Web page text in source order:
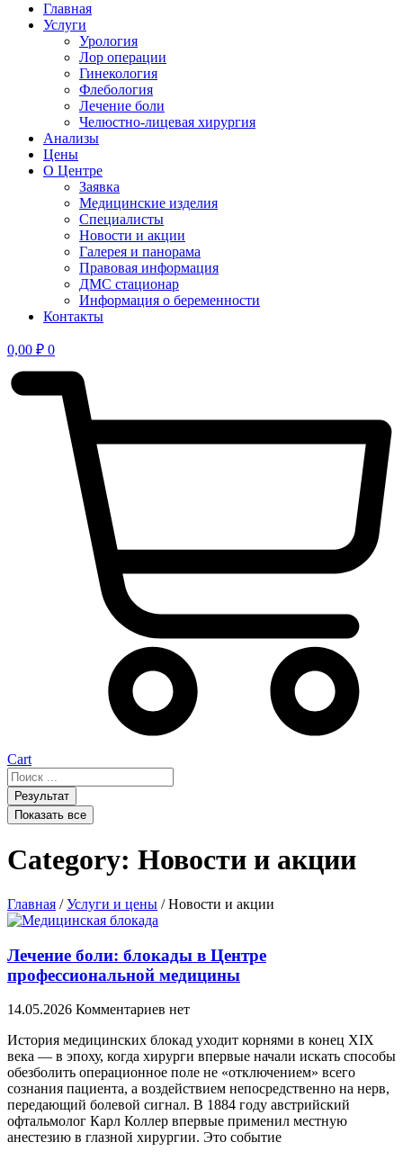
Главная
Услуги
Урология
Лор операции
Гинекология
Флебология
Лечение боли
Челюстно-лицевая хирургия
Анализы
Цены
О Центре
Заявка
Медицинские изделия
Специалисты
Новости и акции
Галерея и панорама
Правовая информация
ДМС стационар
Информация о беременности
Контакты
0,00 ₽ 0
Cart
Search
...Результат
Показать все
Category: Новости и акции
Главная /Услуги и цены / Новости и акции
Лечение боли: блокады в Центре
профессиональной медицины
14.05.2026 Комментариев нет
История медицинских блокад уходит корнями в конец XIX
века — в эпоху, когда хирурги впервые начали искать способы
обезболить операционное поле не «отключением» всего
сознания пациента, а воздействием непосредственно на нерв,
передающий болевой сигнал. В 1884 году австрийский
офтальмолог Карл Коллер впервые применил местную
анестезию в глазной хирургии. Это событие